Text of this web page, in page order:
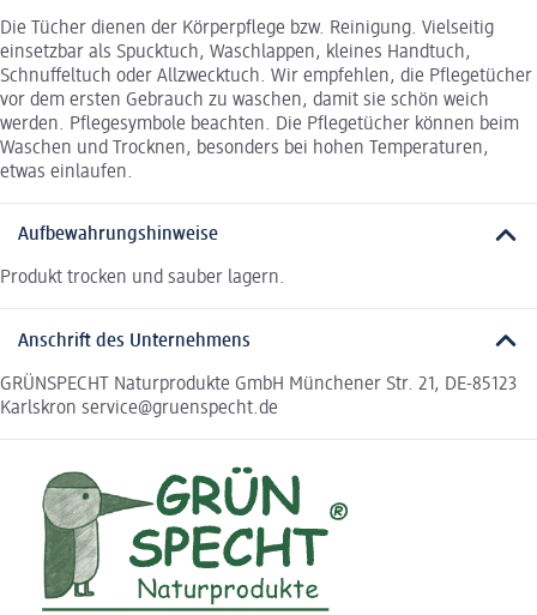
Die Tücher dienen der Körperpflege bzw. Reinigung. Vielseitig
einsetzbar als Spucktuch, Waschlappen, kleines Handtuch,
Schnuffeltuch oder Allzwecktuch. Wir empfehlen, die Pflegetücher
vor dem ersten Gebrauch zu waschen, damit sie schön weich
werden. Pflegesymbole beachten. Die Pflegetücher können beim
Waschen und Trocknen, besonders bei hohen Temperaturen,
etwas einlaufen.
Aufbewahrungshinweise
Produkt trocken und sauber lagern.
Anschrift des Unternehmens
GRÜNSPECHT Naturprodukte GmbH Münchener Str. 21, DE-85123
Karlskron service@gruenspecht.de